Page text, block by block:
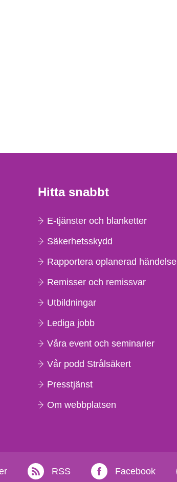
Hitta snabbt
E-tjänster och blanketter
Säkerhetsskydd
Rapportera oplanerad händelse
Remisser och remissvar
Utbildningar
Lediga jobb
Våra event och seminarier
Vår podd Strålsäkert
Presstjänst
Om webbplatsen
RSS Facebook